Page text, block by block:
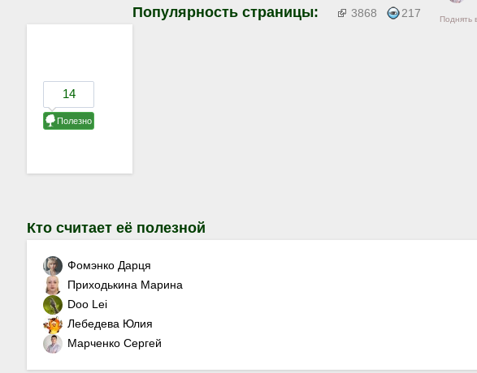
Поднять
Популярность страницы: 3868 217
Кто считает её полезной
Фомэнко Дарця
Приходькина Марина
Doo Lei
Лебедева Юлия
Марченко Сергей